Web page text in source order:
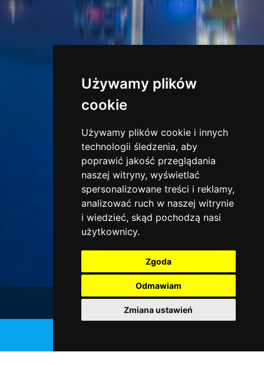
Używamy plików
cookie
Używamy plików cookie i innych
technologii śledzenia, aby
poprawić jakość przeglądania
naszej witryny, wyświetlać
spersonalizowane treści i reklamy,
analizować ruch w naszej witrynie
i wiedzieć, skąd pochodzą nasi
użytkownicy.
Zgoda
Odmawiam
Zmiana ustawień
Galeria